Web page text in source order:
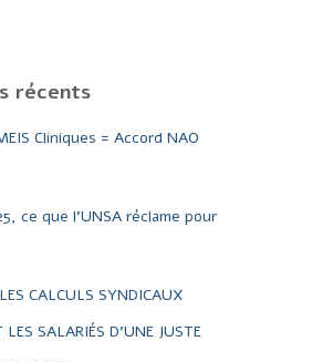
récents
Cliniques = Accord NAO
ce que l’UNSA réclame pour
CALCULS SYNDICAUX
LES SALARIÉS D’UNE JUSTE